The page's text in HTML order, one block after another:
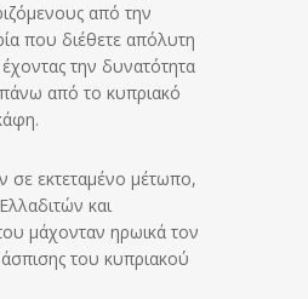
από την
που διέθετε απόλυτη
την δυνατότητα
από το κυπριακό
σε εκτεταμένο μέτωπο,
και
μάχονταν ηρωικά τον
του κυπριακού